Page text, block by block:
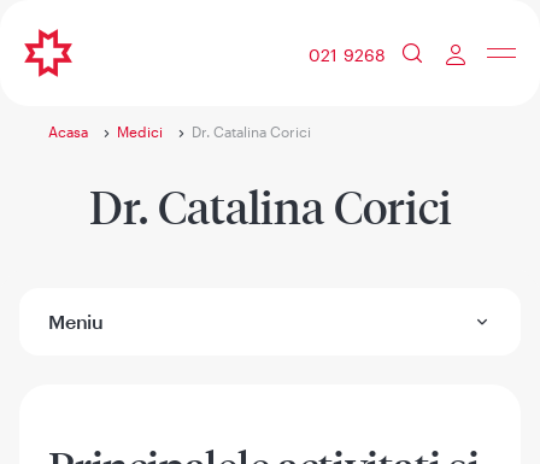
021 9268
Acasa Medici Dr. Catalina Corici
Dr. Catalina Corici
Meniu